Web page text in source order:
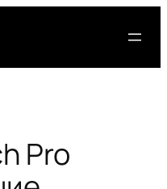
Pro